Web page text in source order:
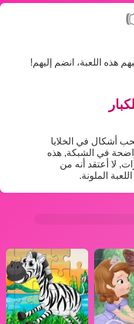
أشكال في الخلايا
في الشبكة, هذه
لا أعتقد أنه من
الملونة.